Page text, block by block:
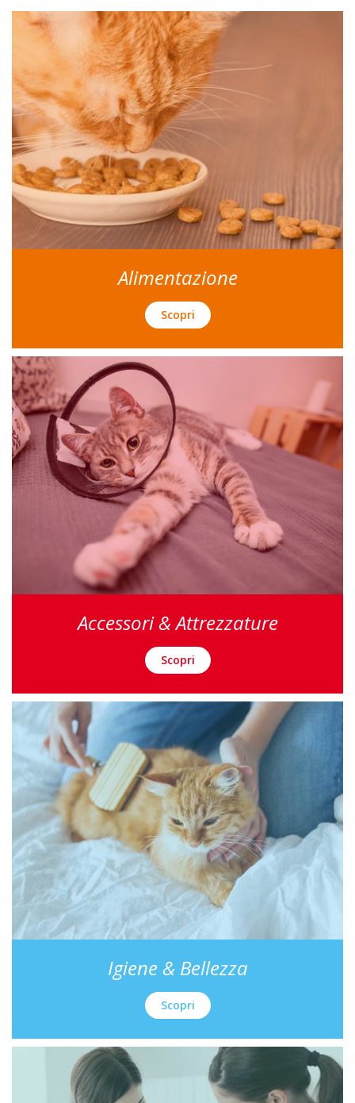
Alimentazione
Scopri
Accessori & Attrezzature
Scopri
Igiene & Bellezza
Scopri